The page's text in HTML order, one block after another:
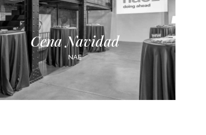
Cena Navidad
NAE